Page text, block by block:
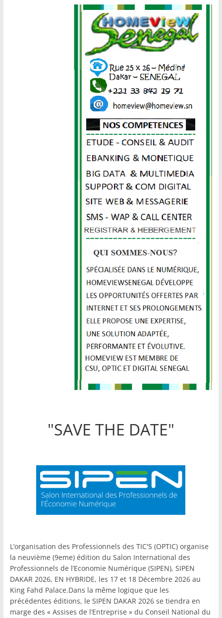
"SAVE THE DATE"
L’organisation des Professionnels des TIC'S (OPTIC) organise
la neuvième (9eme) édition du Salon International des
Professionnels de l’Economie Numérique (SIPEN), SIPEN
DAKAR 2026, EN HYBRIDE, les 17 et 18 Décembre 2026 au
King Fahd Palace.Dans la même logique que les
précédentes éditions, le SIPEN DAKAR 2026 se tiendra en
marge des « Assises de l’Entreprise » du Conseil National du